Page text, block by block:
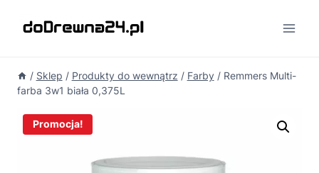
/ Sklep / Produkty do wewnątrz / Farby / Remmers Multi-
farba 3w1 biała 0,375L
Promocja!